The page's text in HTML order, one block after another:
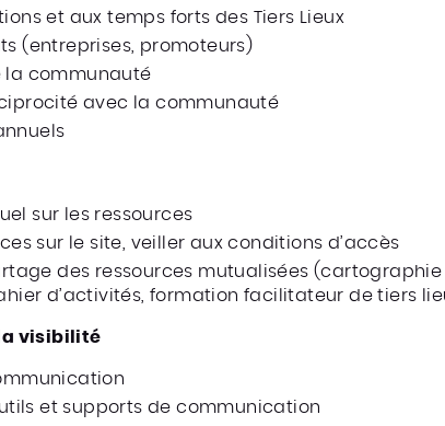
et aux temps forts des Tiers Lieux
(entreprises, promoteurs)
la communauté
avec la communauté
sur les ressources
sur le site, veiller aux conditions d’accès
des ressources mutualisées
d’activités, formation facilitateur de tiers
visibilité
et supports de communication